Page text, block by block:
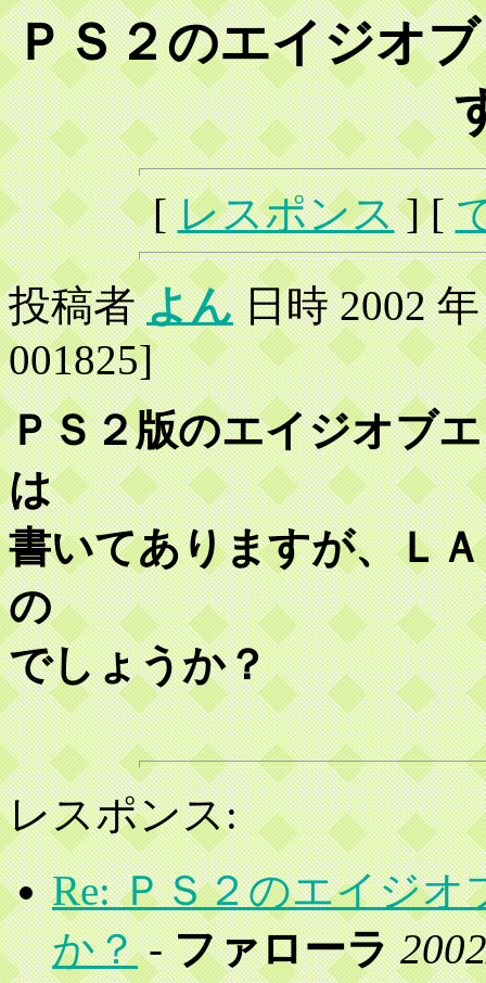
ＰＳ２のエイジオ
[レスポンス] [
投稿者よん日時 2002 年
001825]
ＰＳ２版のエイジオブ
は
書いてありますが、Ｌ
の
でしょうか？
レスポンス:
Re: ＰＳ２のエイジ
か？-ファローラ